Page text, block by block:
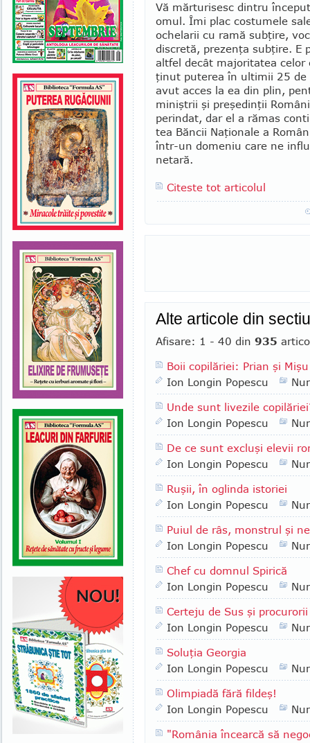
Vă mărturisesc dintru
omul. Îmi plac costumele
ochelarii cu ramă sub­ţire,
discretă, prezenţa subţire. E
altfel decât majoritatea
ţinut puterea în ultimii 25 de
avut acces la ea din plin,
mi­niştrii şi preşedinţii
perindat, dar el a rămas
tea Băncii Na­ţio­na­le a
într-un do­me­niu care ne
netară.
Citeste tot articolul
Alte articole din
Afisare: 1 - 40 din 935
Boii copilăriei: Prian şi Mişu
Ion Longin Popescu
Unde sunt livezile
Ion Longin Popescu
De ce sunt excluşi elevii
Ion Longin Popescu
Ruşii, în oglinda istoriei
Ion Longin Popescu
Puiul de râs, monstrul şi
Ion Longin Popescu
Chef cu domnul Spirică
Ion Longin Popescu
Certeju de Sus şi procurorii
Ion Longin Popescu
Soluţia Georgia
Ion Longin Popescu
Olimpiadă fără fildeş!
Ion Longin Popescu
"România încearcă să